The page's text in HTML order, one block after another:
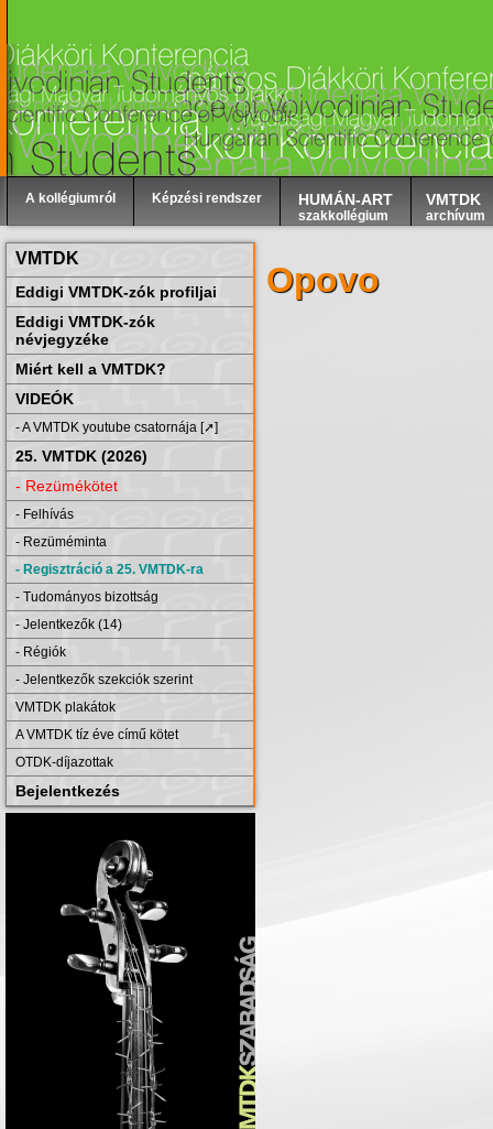
A kollégiumról Képzési rendszer HUMÁN-ART
szakkollégium
VMTDK
archívum
VMTDK
Eddigi VMTDK-zók profiljai
Eddigi VMTDK-zók
névjegyzéke
Miért kell a VMTDK?
VIDEÓK
- A VMTDK youtube csatornája [➚]
25. VMTDK (2026)
- Rezümékötet
- Felhívás
- Rezüméminta
- Regisztráció a 25. VMTDK-ra
- Tudományos bizottság
- Jelentkezők (14)
- Régiók
- Jelentkezők szekciók szerint
VMTDK plakátok
A VMTDK tíz éve című kötet
OTDK-díjazottak
Bejelentkezés
Opovo